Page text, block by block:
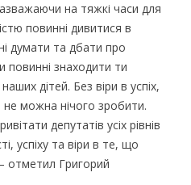
на тяжкі часи для
повинні дивитися в
думати та дбати про
знаходити ти
дітей. Без віри в успіх,
можна нічого зробити.
депутатів усіх рівнів
успіху та віри в те, що
отметил Григорий